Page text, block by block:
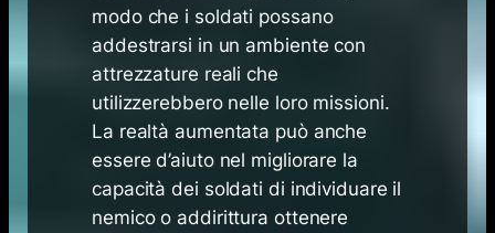
modo che i soldati possano
addestrarsi in un ambiente con
attrezzature reali che
utilizzerebbero nelle loro missioni.
La realtà aumentata può anche
essere d’aiuto nel migliorare la
capacità dei soldati di individuare il
nemico o addirittura ottenere